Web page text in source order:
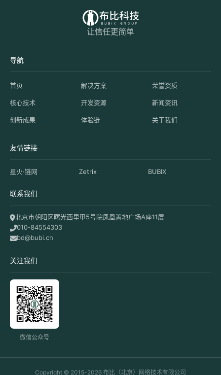
让信任更简单
导航
首页
核心技术
创新成果
解决方案
开发资源
体验链
荣誉资质
新闻资讯
关于我们
友情链接
星火·链网 Zetrix BUBIX
联系我们
北京市朝阳区曙光西里甲5号院凤凰置地广场A座11层
010-84554303
bd@bubi.cn
关注我们
微信公众号
Copyright © 2015-2026 布比（北京）网络技术有限公司